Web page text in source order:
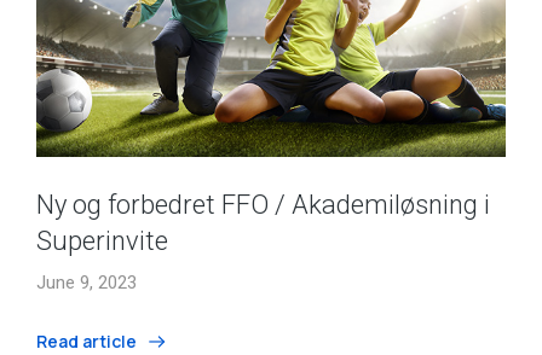
Ny og forbedret FFO / Akademiløsning i
Superinvite
June 9, 2023
Read article